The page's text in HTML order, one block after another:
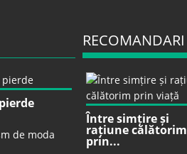
RECOMANDARI
Între simțire și
rațiune călătorim
prin...